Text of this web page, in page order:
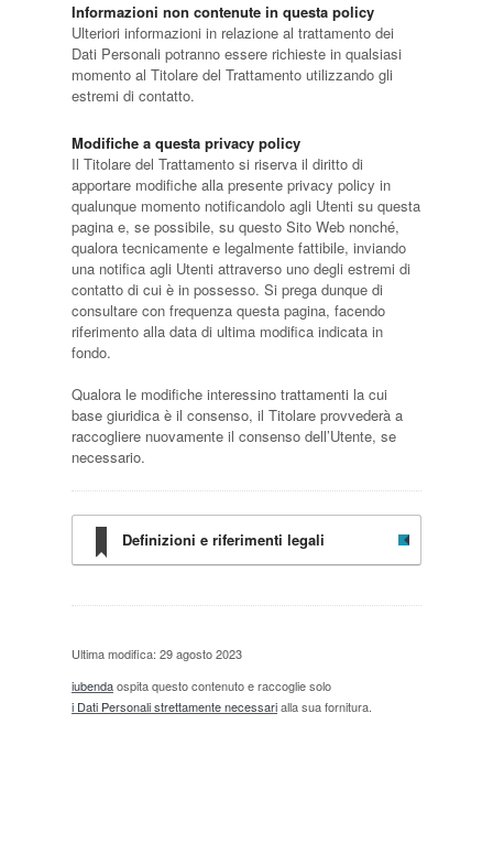
Informazioni non contenute in questa policy
Ulteriori informazioni in relazione al trattamento dei
Dati Personali potranno essere richieste in qualsiasi
momento al Titolare del Trattamento utilizzando gli
estremi di contatto.
Modifiche a questa privacy policy
Il Titolare del Trattamento si riserva il diritto di
apportare modifiche alla presente privacy policy in
qualunque momento notificandolo agli Utenti su questa
pagina e, se possibile, su questo Sito Web nonché,
qualora tecnicamente e legalmente fattibile, inviando
una notifica agli Utenti attraverso uno degli estremi di
contatto di cui è in possesso. Si prega dunque di
consultare con frequenza questa pagina, facendo
riferimento alla data di ultima modifica indicata in
fondo.
Qualora le modifiche interessino trattamenti la cui
base giuridica è il consenso, il Titolare provvederà a
raccogliere nuovamente il consenso dell’Utente, se
necessario.
Definizioni e riferimenti legali
Ultima modifica: 29 agosto 2023
iubendaospita questo contenuto e raccoglie solo
i Dati Personali strettamente necessarialla sua fornitura.